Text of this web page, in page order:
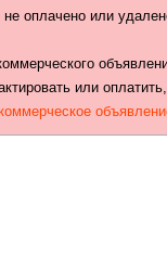
оплачено или
или